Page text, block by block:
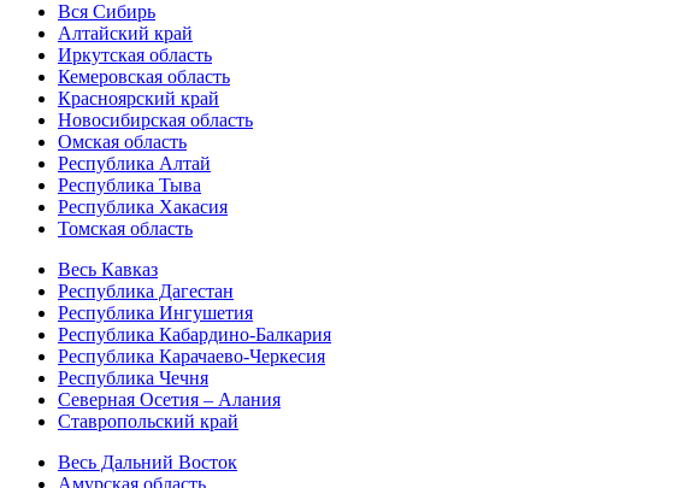
Вся Сибирь
Алтайский край
Иркутская область
Кемеровская область
Красноярский край
Новосибирская область
Омская область
Республика Алтай
Республика Тыва
Республика Хакасия
Томская область
Весь Кавказ
Республика Дагестан
Республика Ингушетия
Республика Кабардино-Балкария
Республика Карачаево-Черкесия
Республика Чечня
Северная Осетия – Алания
Ставропольский край
Весь Дальний Восток
Амурская область